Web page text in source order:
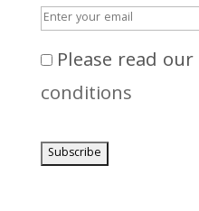
Please read our
conditions